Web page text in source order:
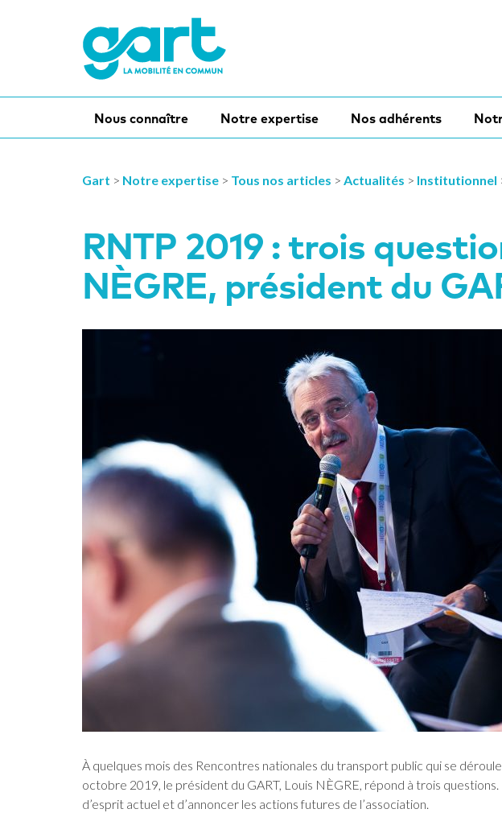
Nous connaître Notre expertise Nos adhérents
Gart > Notre expertise > Tous nos articles > Actualités > Institutionnel
RNTP 2019 : trois
NÈGRE, président du
À quelques mois des Rencontres nationales du transport public qui se
octobre 2019, le président du GART, Louis NÈGRE, répond à trois questions.
d’esprit actuel et d’annoncer les actions futures de l’association.